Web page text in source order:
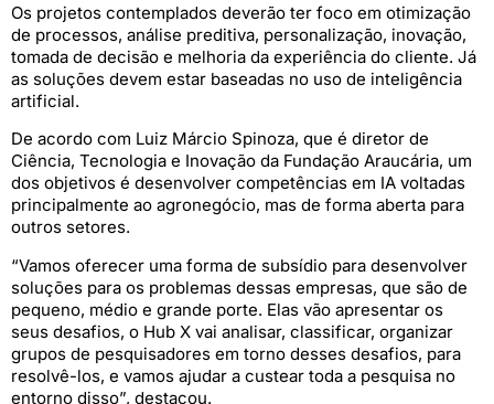
Os projetos contemplados deverão ter foco em otimização
de processos, análise preditiva, personalização, inovação,
tomada de decisão e melhoria da experiência do cliente. Já
as soluções devem estar baseadas no uso de inteligência
artificial.
De acordo com Luiz Márcio Spinoza, que é diretor de
Ciência, Tecnologia e Inovação da Fundação Araucária, um
dos objetivos é desenvolver competências em IA voltadas
principalmente ao agronegócio, mas de forma aberta para
outros setores.
“Vamos oferecer uma forma de subsídio para desenvolver
soluções para os problemas dessas empresas, que são de
pequeno, médio e grande porte. Elas vão apresentar os
seus desafios, o Hub X vai analisar, classificar, organizar
grupos de pesquisadores em torno desses desafios, para
resolvê-los, e vamos ajudar a custear toda a pesquisa no
entorno disso”, destacou.